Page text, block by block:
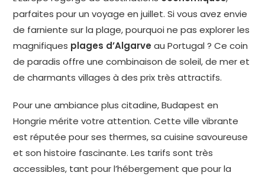
parfaites pour un voyage en juillet. Si vous avez envie
de farniente sur la plage, pourquoi ne pas explorer les
magnifiques plages d’Algarve au Portugal ? Ce coin
de paradis offre une combinaison de soleil, de mer et
de charmants villages à des prix très attractifs.
Pour une ambiance plus citadine, Budapest en
Hongrie mérite votre attention. Cette ville vibrante
est réputée pour ses thermes, sa cuisine savoureuse
et son histoire fascinante. Les tarifs sont très
accessibles, tant pour l’hébergement que pour la